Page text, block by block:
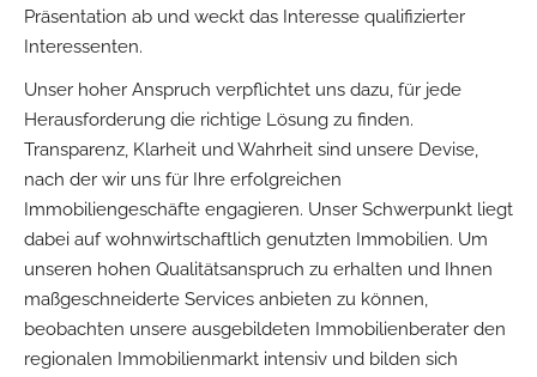
Präsentation ab und weckt das Interesse qualifizierter
Interessenten.
Unser hoher Anspruch verpflichtet uns dazu, für jede
Herausforderung die richtige Lösung zu finden.
Transparenz, Klarheit und Wahrheit sind unsere Devise,
nach der wir uns für Ihre erfolgreichen
Immobiliengeschäfte engagieren. Unser Schwerpunkt liegt
dabei auf wohnwirtschaftlich genutzten Immobilien. Um
unseren hohen Qualitätsanspruch zu erhalten und Ihnen
maßgeschneiderte Services anbieten zu können,
beobachten unsere ausgebildeten Immobilienberater den
regionalen Immobilienmarkt intensiv und bilden sich